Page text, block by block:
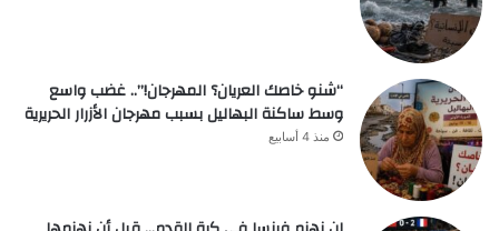
“شنو خاصك العريان؟ المهرجان!”.. غضب واسع
وسط ساكنة البهاليل بسبب مهرجان الأزرار الحريرية
منذ 4 أسابيع